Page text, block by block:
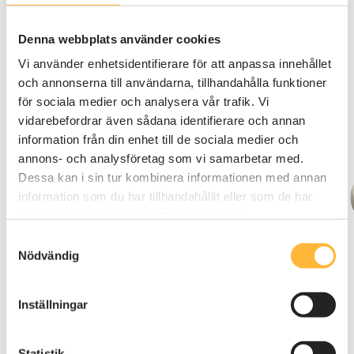
Denna webbplats använder cookies
Vi använder enhetsidentifierare för att anpassa innehållet
och annonserna till användarna, tillhandahålla funktioner
för sociala medier och analysera vår trafik. Vi
vidarebefordrar även sådana identifierare och annan
information från din enhet till de sociala medier och
annons- och analysföretag som vi samarbetar med.
Dessa kan i sin tur kombinera informationen med annan
information som du har tillhandahållit eller som de har
Nödvändig
Inställningar
about AM System
See customer case
"AM System utgör hjärtat i vårt
Erik Olsson
Director of Operations -